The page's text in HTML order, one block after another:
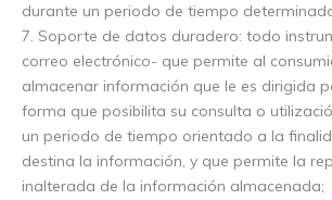
durante un periodo de tiempo
7. Soporte de datos duradero: todo
correo electrónico- que permite al
almacenar información que le es dirigida
forma que posibilita su consulta o
un periodo de tiempo orientado a la
destina la información, y que permite la
inalterada de la información almacenada;